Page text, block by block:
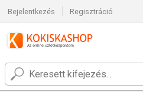
Bejelentkezés Regisztráció